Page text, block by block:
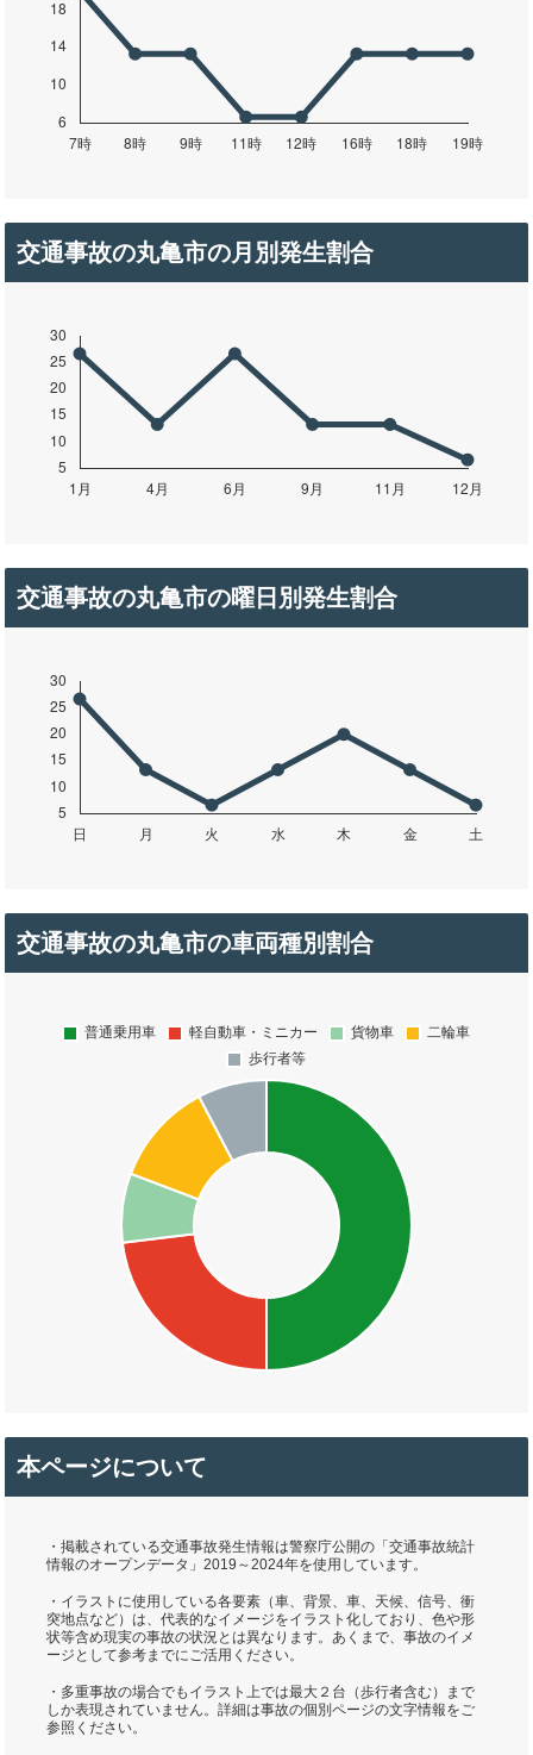
交通事故の丸亀市の月別発生割合
交通事故の丸亀市の曜日別発生割合
交通事故の丸亀市の車両種別割合
本ページについて
・掲載されている交通事故発生情報は警察庁公開の「交通事故統計
情報のオープンデータ」2019～2024年を使用しています。
・イラストに使用している各要素（車、背景、車、天候、信号、衝
突地点など）は、代表的なイメージをイラスト化しており、色や形
状等含め現実の事故の状況とは異なります。あくまで、事故のイメ
ージとして参考までにご活用ください。
・多重事故の場合でもイラスト上では最大２台（歩行者含む）まで
しか表現されていません。詳細は事故の個別ページの文字情報をご
参照ください。